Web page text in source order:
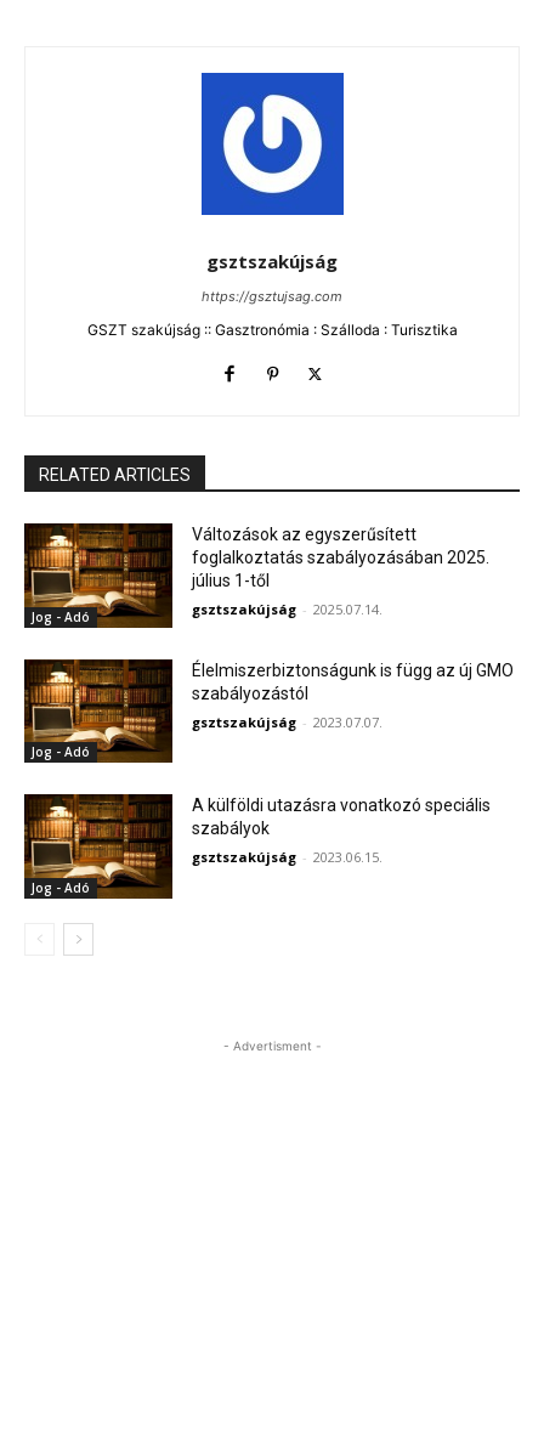
gsztszakújság
https://gsztujsag.com
GSZT szakújság :: Gasztronómia : Szálloda : Turisztika
RELATED ARTICLES
Jog - Adó
Változások az egyszerűsített
foglalkoztatás szabályozásában 2025.
július 1-től
gsztszakújság - 2025.07.14.
Jog - Adó
Élelmiszerbiztonságunk is függ az új GMO
szabályozástól
gsztszakújság - 2023.07.07.
Jog - Adó
A külföldi utazásra vonatkozó speciális
szabályok
gsztszakújság - 2023.06.15.
- Advertisment -